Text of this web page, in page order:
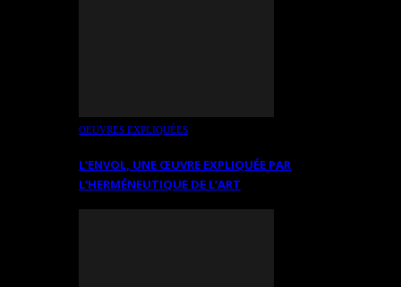
OEUVRES EXPLIQUÉES
L’ENVOL, UNE ŒUVRE EXPLIQUÉE PAR
L’HERMÉNEUTIQUE DE L’ART